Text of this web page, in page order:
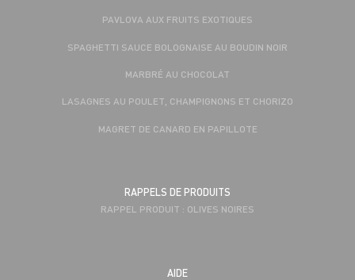
PAVLOVA AUX FRUITS EXOTIQUES
SPAGHETTI SAUCE BOLOGNAISE AU BOUDIN NOIR
MARBRÉ AU CHOCOLAT
LASAGNES AU POULET, CHAMPIGNONS ET CHORIZO
MAGRET DE CANARD EN PAPILLOTE
RAPPELS DE PRODUITS
RAPPEL PRODUIT : OLIVES NOIRES
AIDE